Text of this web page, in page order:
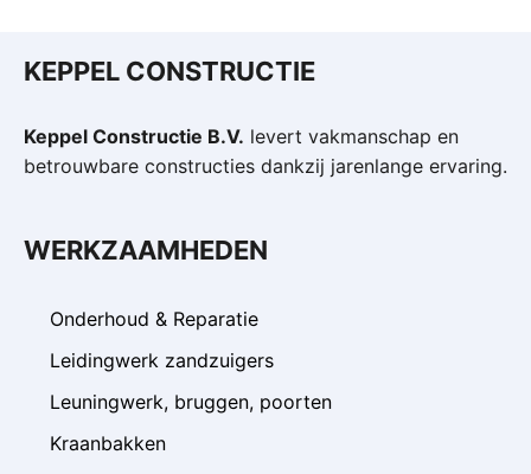
KEPPEL CONSTRUCTIE
Keppel Constructie B.V. levert vakmanschap en
betrouwbare constructies dankzij jarenlange ervaring.
WERKZAAMHEDEN
Onderhoud & Reparatie
Leidingwerk zandzuigers
Leuningwerk, bruggen, poorten
Kraanbakken